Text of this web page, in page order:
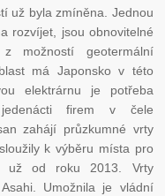
už byla zmíněna. Jednou
rozvíjet, jsou obnovitelné
možností geotermální
má Japonsko v této
elektrárnu je potřeba
jedenácti firem v čele
zahájí průzkumné vrty
k výběru místa pro
už od roku 2013. Vrty
Umožnila je vládní